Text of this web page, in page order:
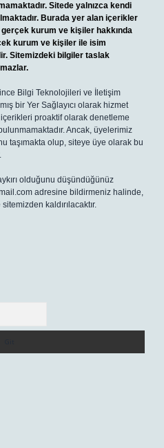
Sitede yalnızca kendi
Burada yer alan içerikler
kurum ve kişiler hakkında
kurum ve kişiler ile isim
Sitemizdeki bilgiler taslak
Bilgi Teknolojileri ve İletişim
bir Yer Sağlayıcı olarak hizmet
proaktif olarak denetleme
Ancak, üyelerimiz
taşımakta olup, siteye üye olarak bu
olduğunu düşündüğünüz
adresine bildirmeniz halinde,
kaldırılacaktır.